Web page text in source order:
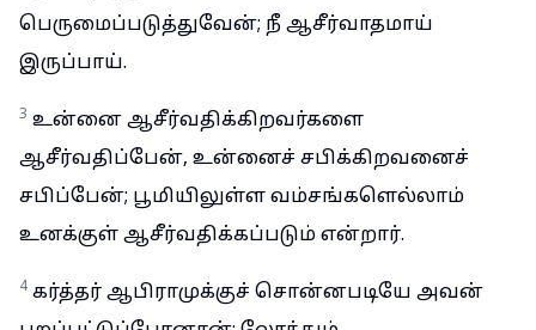
பெருமைப்படுத்துவேன்; நீ ஆசீர்வாதமாய்
இருப்பாய்.
3 உன்னை ஆசீர்வதிக்கிறவர்களை
ஆசீர்வதிப்பேன், உன்னைச் சபிக்கிறவனைச்
சபிப்பேன்; பூமியிலுள்ள வம்சங்களெல்லாம்
உனக்குள் ஆசீர்வதிக்கப்படும் என்றார்.
4 கர்த்தர் ஆபிராமுக்குச் சொன்னபடியே அவன்